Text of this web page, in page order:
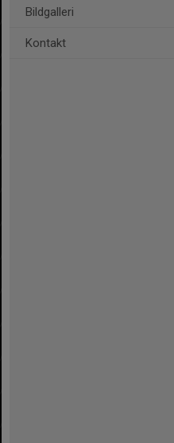
Bildgalleri
Kontakt